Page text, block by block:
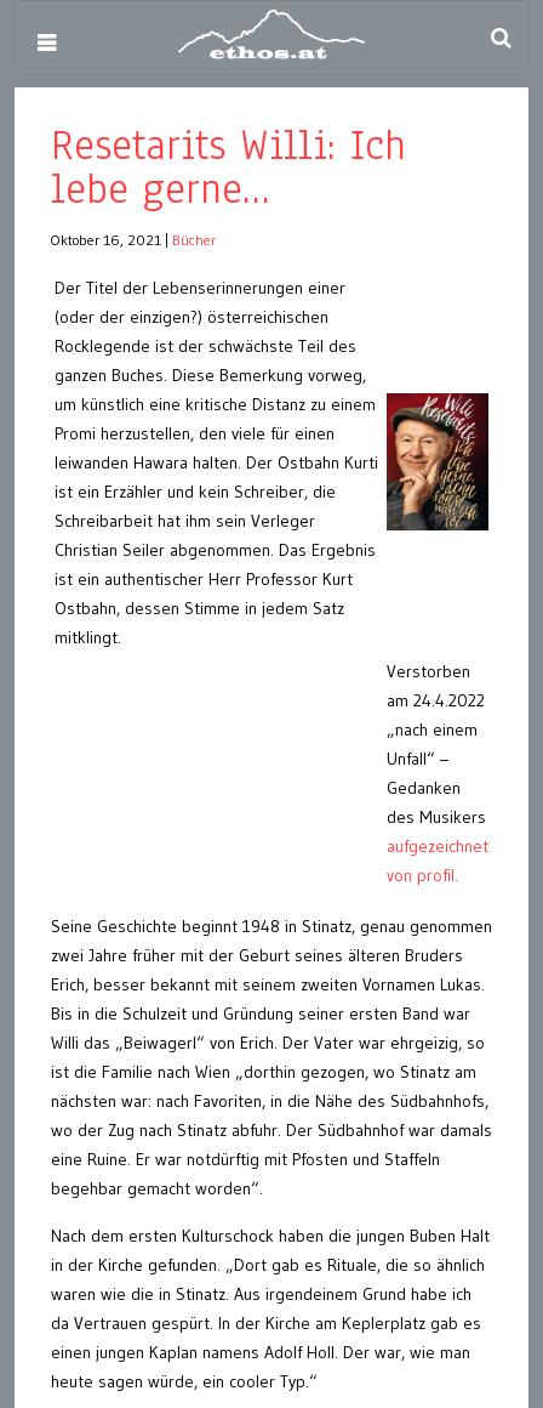
Resetarits Willi: Ich
lebe gerne…
Oktober 16, 2021 Bücher
Der Titel der Lebenserinnerungen einer
(oder der einzigen?) österreichischen
Rocklegende ist der schwächste Teil des
ganzen Buches. Diese Bemerkung vorweg,
um künstlich eine kritische Distanz zu einem
Promi herzustellen, den viele für einen
leiwanden Hawara halten. Der Ostbahn Kurti
ist ein Erzähler und kein Schreiber, die
Schreibarbeit hat ihm sein Verleger
Christian Seiler abgenommen. Das Ergebnis
ist ein authentischer Herr Professor Kurt
Ostbahn, dessen Stimme in jedem Satz
mitklingt.
Verstorben
am 24.4.2022
„nach einem
Unfall“ –
Gedanken
des Musikers
aufgezeichnet
von profil.
Seine Geschichte beginnt 1948 in Stinatz, genau genommen
zwei Jahre früher mit der Geburt seines älteren Bruders
Erich, besser bekannt mit seinem zweiten Vornamen Lukas.
Bis in die Schulzeit und Gründung seiner ersten Band war
Willi das „Beiwagerl“ von Erich. Der Vater war ehrgeizig, so
ist die Familie nach Wien „dorthin gezogen, wo Stinatz am
nächsten war: nach Favoriten, in die Nähe des Südbahnhofs,
wo der Zug nach Stinatz abfuhr. Der Südbahnhof war damals
eine Ruine. Er war notdürftig mit Pfosten und Staffeln
begehbar gemacht worden“.
Nach dem ersten Kulturschock haben die jungen Buben Halt
in der Kirche gefunden. „Dort gab es Rituale, die so ähnlich
waren wie die in Stinatz. Aus irgendeinem Grund habe ich
da Vertrauen gespürt. In der Kirche am Keplerplatz gab es
einen jungen Kaplan namens Adolf Holl. Der war, wie man
heute sagen würde, ein cooler Typ.“